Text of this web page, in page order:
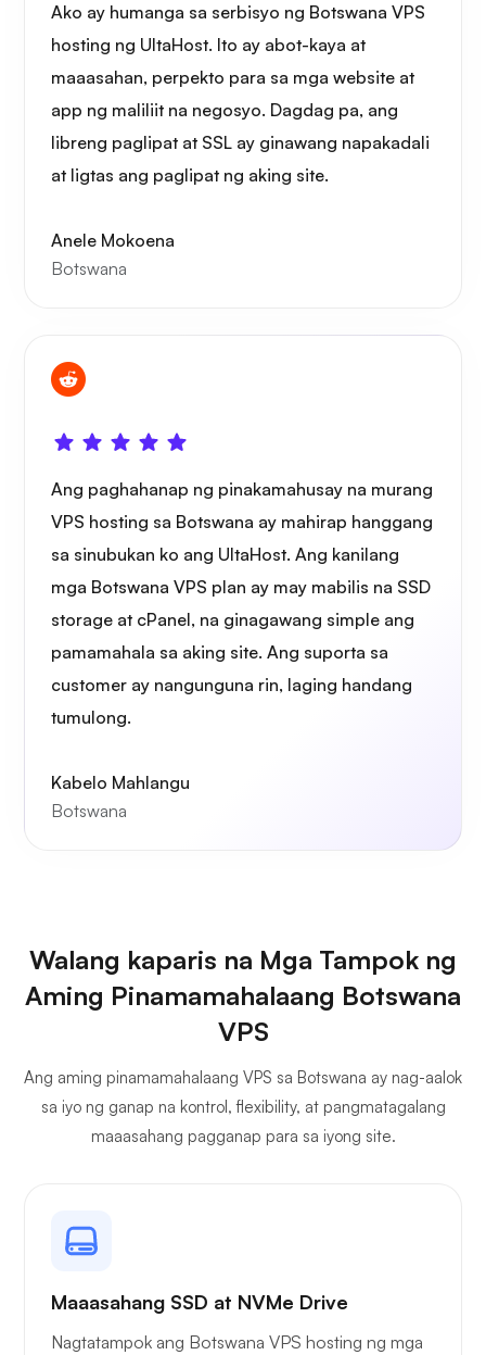
Ako ay humanga sa serbisyo ng Botswana VPS
hosting ng UltaHost. Ito ay abot-kaya at
maaasahan, perpekto para sa mga website at
app ng maliliit na negosyo. Dagdag pa, ang
libreng paglipat at SSL ay ginawang napakadali
at ligtas ang paglipat ng aking site.
Anele Mokoena
Botswana
Ang paghahanap ng pinakamahusay na murang
VPS hosting sa Botswana ay mahirap hanggang
sa sinubukan ko ang UltaHost. Ang kanilang
mga Botswana VPS plan ay may mabilis na SSD
storage at cPanel, na ginagawang simple ang
pamamahala sa aking site. Ang suporta sa
customer ay nangunguna rin, laging handang
tumulong.
Kabelo Mahlangu
Botswana
Walang kaparis na Mga Tampok ng
Aming Pinamamahalaang Botswana
VPS
Ang aming pinamamahalaang VPS sa Botswana ay nag-aalok
sa iyo ng ganap na kontrol, flexibility, at pangmatagalang
maaasahang pagganap para sa iyong site.
Maaasahang SSD at NVMe Drive
Nagtatampok ang Botswana VPS hosting ng mga